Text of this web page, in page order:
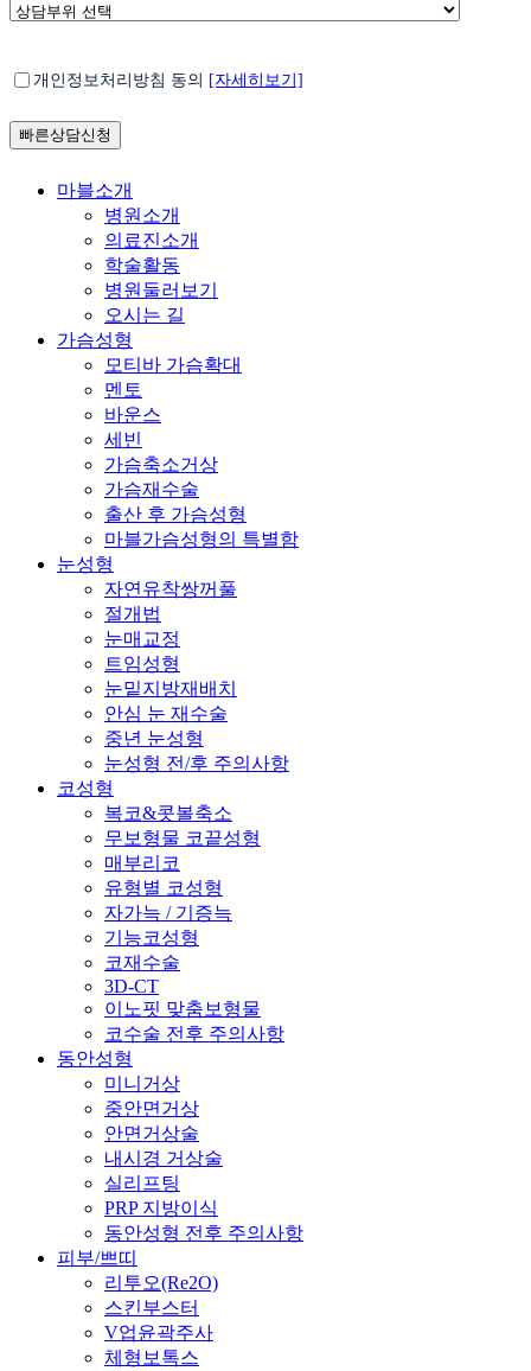
호
상
위
택
*
개
정
보
* 개인정보처리방침 동의 [자세히보기]
Close
마블소개
병원소개
의료진소개
학술활동
병원둘러보기
오시는 길
가슴성형
모티바 가슴확대
멘토
바운스
세빈
가슴축소거상
가슴재수술
출산 후 가슴성형
마블가슴성형의 특별함
눈성형
자연유착쌍꺼풀
절개법
눈매교정
트임성형
눈밑지방재배치
안심 눈 재수술
중년 눈성형
눈성형 전/후 주의사항
코성형
복코&콧볼축소
무보형물 코끝성형
매부리코
유형별 코성형
자가늑 / 기증늑
기능코성형
코재수술
3D-CT
이노핏 맞춤보형물
코수술 전후 주의사항
동안성형
미니거상
중안면거상
안면거상술
내시경 거상술
실리프팅
PRP 지방이식
동안성형 전후 주의사항
피부/쁘띠
리투오(Re2O)
스킨부스터
V업윤곽주사
체형보톡스